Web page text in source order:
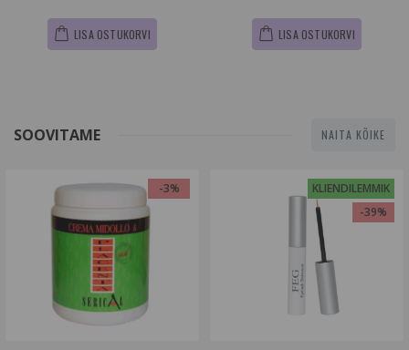
LISA OSTUKORVI LISA OSTUKORVI
SOOVITAME NAITA KÕIKE
-3%
KLIENDILEMMIK
-39%